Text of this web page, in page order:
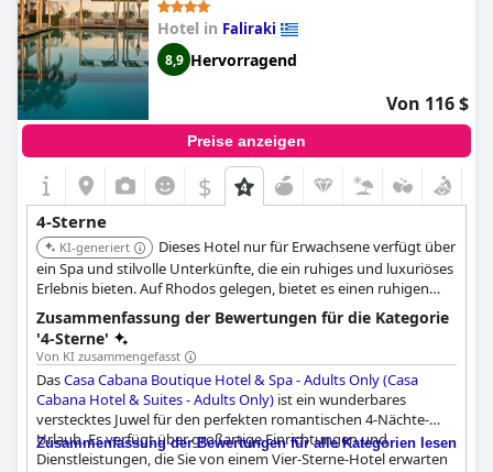
Suites - Adults Only)
Hotel in Faliraki
8,9 Hervorragend
Von 116 $
Preise anzeigen
$
4-Sterne
KI-generiert
Dieses Hotel nur für Erwachsene verfügt über
ein Spa und stilvolle Unterkünfte, die ein ruhiges und luxuriöses
Erlebnis bieten. Auf Rhodos gelegen, bietet es einen ruhigen
Rückzugsort mit persönlichem Service. Der Fokus des Hotels auf
Entspannung und Exklusivität macht es ideal für Paare und
Alleinreisende.
Zusammenfassung der Bewertungen für die Kategorie
'4-Sterne'
Von KI zusammengefasst
DasCasa Cabana Boutique Hotel & Spa - Adults Only (Casa
Cabana Hotel & Suites - Adults Only) ist ein wunderbares
verstecktes Juwel für den perfekten romantischen 4-Nächte-
Urlaub. Es verfügt über großartige Einrichtungen und
Dienstleistungen, die Sie von einem Vier-Sterne-Hotel erwarten
Zusammenfassung der Bewertungen für alle Kategorien lesen